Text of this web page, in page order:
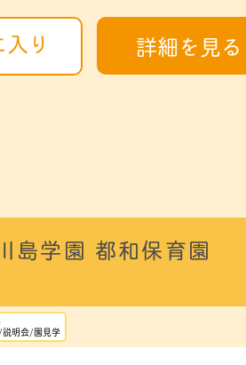
り 詳細を見る
島学園 都和保育園
明会/園見学